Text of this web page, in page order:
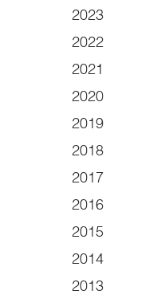
2023
2022
2021
2020
2019
2018
2017
2016
2015
2014
2013